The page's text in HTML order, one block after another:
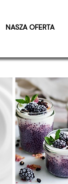
NASZA OFERTA